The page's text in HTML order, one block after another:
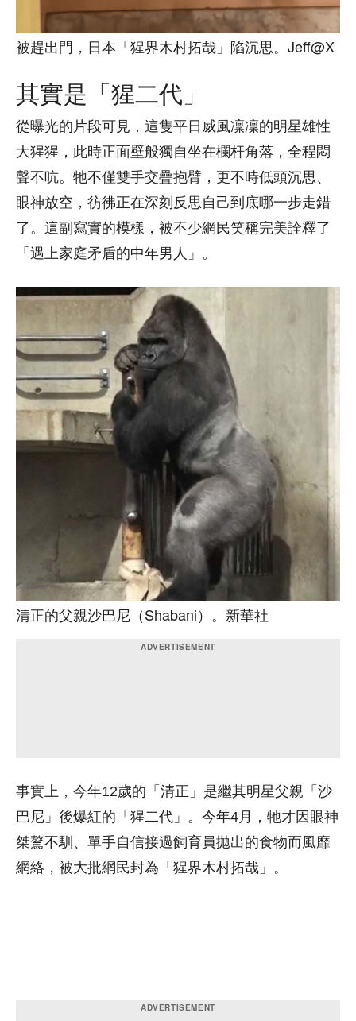
被趕出門，日本「猩界木村拓哉」陷沉思。Jeff@X
其實是「猩二代」
從曝光的片段可見，這隻平日威風凜凜的明星雄性
大猩猩，此時正面壁般獨自坐在欄杆角落，全程悶
聲不吭。牠不僅雙手交疊抱臂，更不時低頭沉思、
眼神放空，彷彿正在深刻反思自己到底哪一步走錯
了。這副寫實的模樣，被不少網民笑稱完美詮釋了
「遇上家庭矛盾的中年男人」。
清正的父親沙巴尼（Shabani）。新華社
事實上，今年12歲的「清正」是繼其明星父親「沙
巴尼」後爆紅的「猩二代」。今年4月，牠才因眼神
桀驁不馴、單手自信接過飼育員拋出的食物而風靡
網絡，被大批網民封為「猩界木村拓哉」。